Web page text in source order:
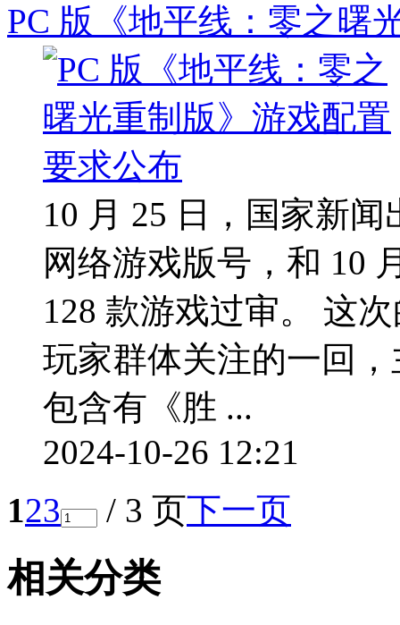
PC 版《地平线：零之曙
10 月 25 日，国家新
网络游戏版号，和 10
128 款游戏过审。 这
玩家群体关注的一回
包含有《胜 ...
2024-10-26 12:21
123 / 3 页下一页
相关分类